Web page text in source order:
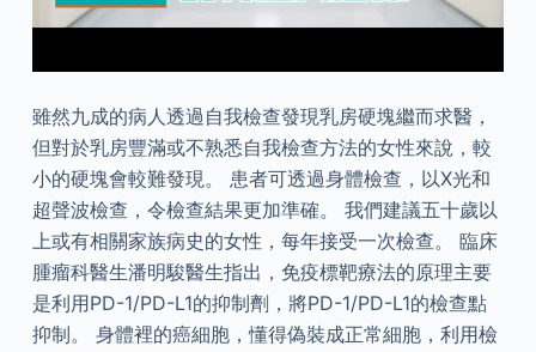
雖然九成的病人透過自我檢查發現乳房硬塊繼而求醫，
但對於乳房豐滿或不熟悉自我檢查方法的女性來說，較
小的硬塊會較難發現。 患者可透過身體檢查，以X光和
超聲波檢查，令檢查結果更加準確。 我們建議五十歲以
上或有相關家族病史的女性，每年接受一次檢查。 臨床
腫瘤科醫生潘明駿醫生指出，免疫標靶療法的原理主要
是利用PD-1/PD-L1的抑制劑，將PD-1/PD-L1的檢查點
抑制。 身體裡的癌細胞，懂得偽裝成正常細胞，利用檢